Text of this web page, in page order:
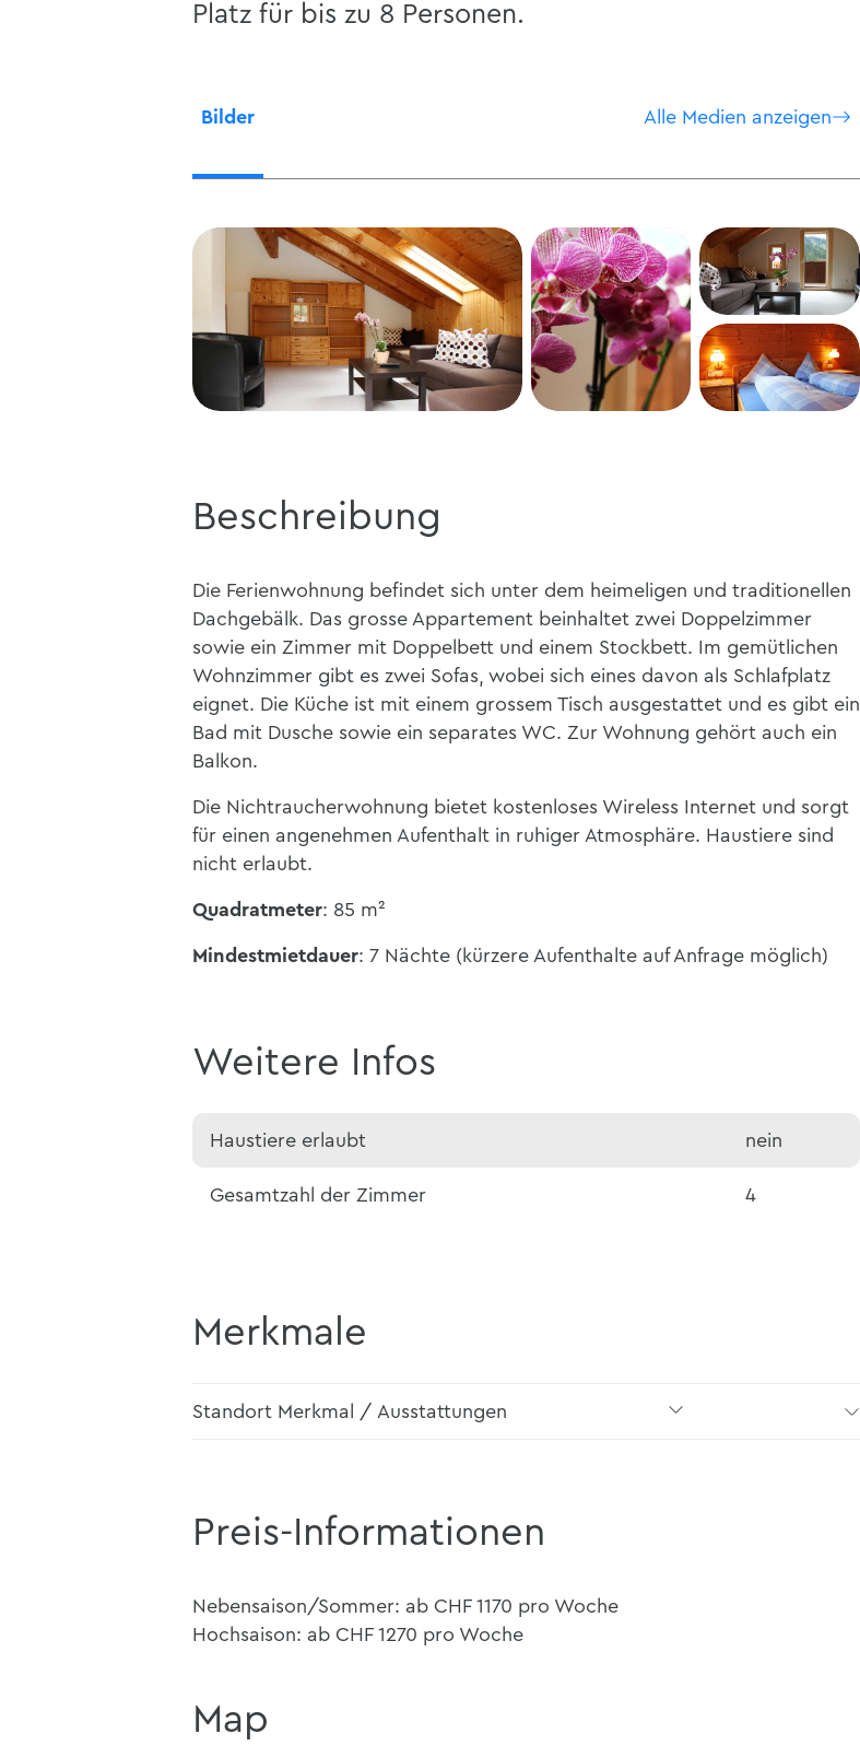
Platz für bis zu 8 Personen.
Bilder Alle Medien anzeigen
Beschreibung
Die Ferienwohnung befindet sich unter dem heimeligen und traditionellen
Dachgebälk. Das grosse Appartement beinhaltet zwei Doppelzimmer
sowie ein Zimmer mit Doppelbett und einem Stockbett. Im gemütlichen
Wohnzimmer gibt es zwei Sofas, wobei sich eines davon als Schlafplatz
eignet. Die Küche ist mit einem grossem Tisch ausgestattet und es gibt ein
Bad mit Dusche sowie ein separates WC. Zur Wohnung gehört auch ein
Balkon.
Die Nichtraucherwohnung bietet kostenloses Wireless Internet und sorgt
für einen angenehmen Aufenthalt in ruhiger Atmosphäre. Haustiere sind
nicht erlaubt.
Quadratmeter: 85 m²
Mindestmietdauer: 7 Nächte (kürzere Aufenthalte auf Anfrage möglich)
Weitere Infos
Haustiere erlaubt nein
Gesamtzahl der Zimmer 4
Merkmale
Standort Merkmal / Ausstattungen
Preis-Informationen
Nebensaison/Sommer: ab CHF 1170 pro Woche
Hochsaison: ab CHF 1270 pro Woche
Map